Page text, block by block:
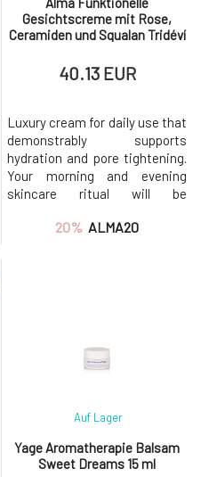
Gesichtscreme mit Rose,
Ceramiden und Squalan Tridéví
40.13 EUR
Luxury cream for daily use that
demonstrably supports
hydration and pore tightening.
Your morning and evening
skincare ritual will be
centifolia rose and tonka
20% ALMA20
Yage Aromatherapie Balsam
Sweet Dreams 15 ml
Auf Lager